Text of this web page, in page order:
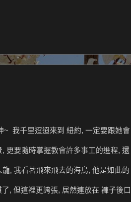
~ 我千里迢迢來到 紐約, 一定要跟她會
更要隨時掌握教會許多事工的進程, 還
, 我看著飛來飛去的海鳥, 他是如此的
, 但這裡更誇張, 居然連放在 褲子後口